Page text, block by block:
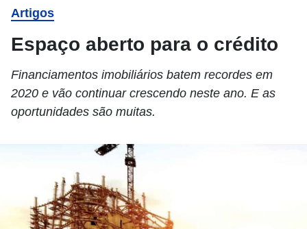
Artigos
Espaço aberto para o crédito
Financiamentos imobiliários batem recordes em
2020 e vão continuar crescendo neste ano. E as
oportunidades são muitas.